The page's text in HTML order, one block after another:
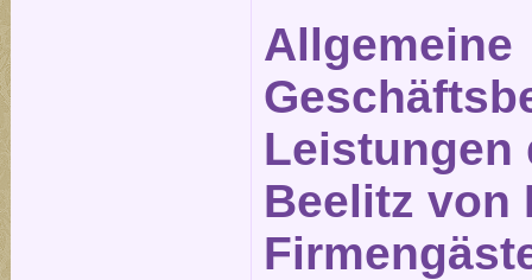
Allgemeine
Leistungen
Beelitz von